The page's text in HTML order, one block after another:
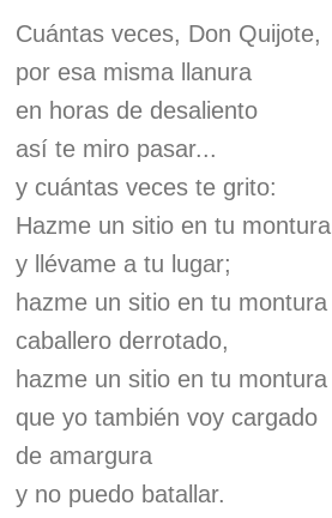
Cuántas veces, Don Quijote,
por esa misma llanura
en horas de desaliento
así te miro pasar...
y cuántas veces te grito:
Hazme un sitio en tu montura
y llévame a tu lugar;
hazme un sitio en tu montura
caballero derrotado,
hazme un sitio en tu montura
que yo también voy cargado
de amargura
y no puedo batallar.